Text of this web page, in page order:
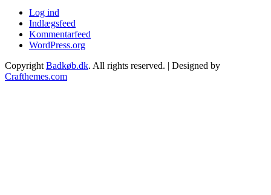
Log ind
Indlægsfeed
Kommentarfeed
WordPress.org
Copyright Badkøb.dk. All rights reserved. | Designed by
Crafthemes.com